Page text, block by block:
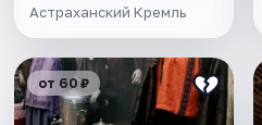
Астраханский Кремль
от 60 ₽